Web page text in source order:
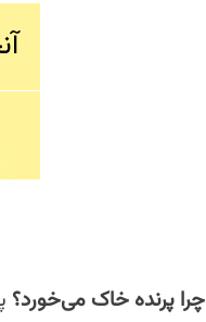
چرا پرنده خاک می‌خورد؟